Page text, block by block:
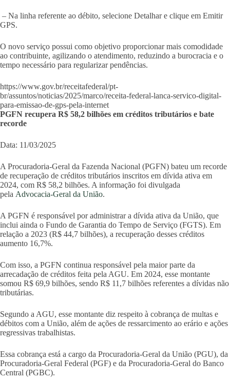
– Na linha referente ao débito, selecione Detalhar e clique em Emitir
GPS.
O novo serviço possui como objetivo proporcionar mais comodidade
ao contribuinte, agilizando o atendimento, reduzindo a burocracia e o
tempo necessário para regularizar pendências.
https://www.gov.br/receitafederal/pt-
br/assuntos/noticias/2025/marco/receita-federal-lanca-servico-digital-
para-emissao-de-gps-pela-internet
PGFN recupera R$ 58,2 bilhões em créditos tributários e bate
recorde
Data: 11/03/2025
A Procuradoria-Geral da Fazenda Nacional (PGFN) bateu um recorde
de recuperação de créditos tributários inscritos em dívida ativa em
2024, com R$ 58,2 bilhões. A informação foi divulgada
pela Advocacia-Geral da União.
A PGFN é responsável por administrar a dívida ativa da União, que
inclui ainda o Fundo de Garantia do Tempo de Serviço (FGTS). Em
relação a 2023 (R$ 44,7 bilhões), a recuperação desses créditos
aumento 16,7%.
Com isso, a PGFN continua responsável pela maior parte da
arrecadação de créditos feita pela AGU. Em 2024, esse montante
somou R$ 69,9 bilhões, sendo R$ 11,7 bilhões referentes a dívidas não
tributárias.
Segundo a AGU, esse montante diz respeito à cobrança de multas e
débitos com a União, além de ações de ressarcimento ao erário e ações
regressivas trabalhistas.
Essa cobrança está a cargo da Procuradoria-Geral da União (PGU), da
Procuradoria-Geral Federal (PGF) e da Procuradoria-Geral do Banco
Central (PGBC).